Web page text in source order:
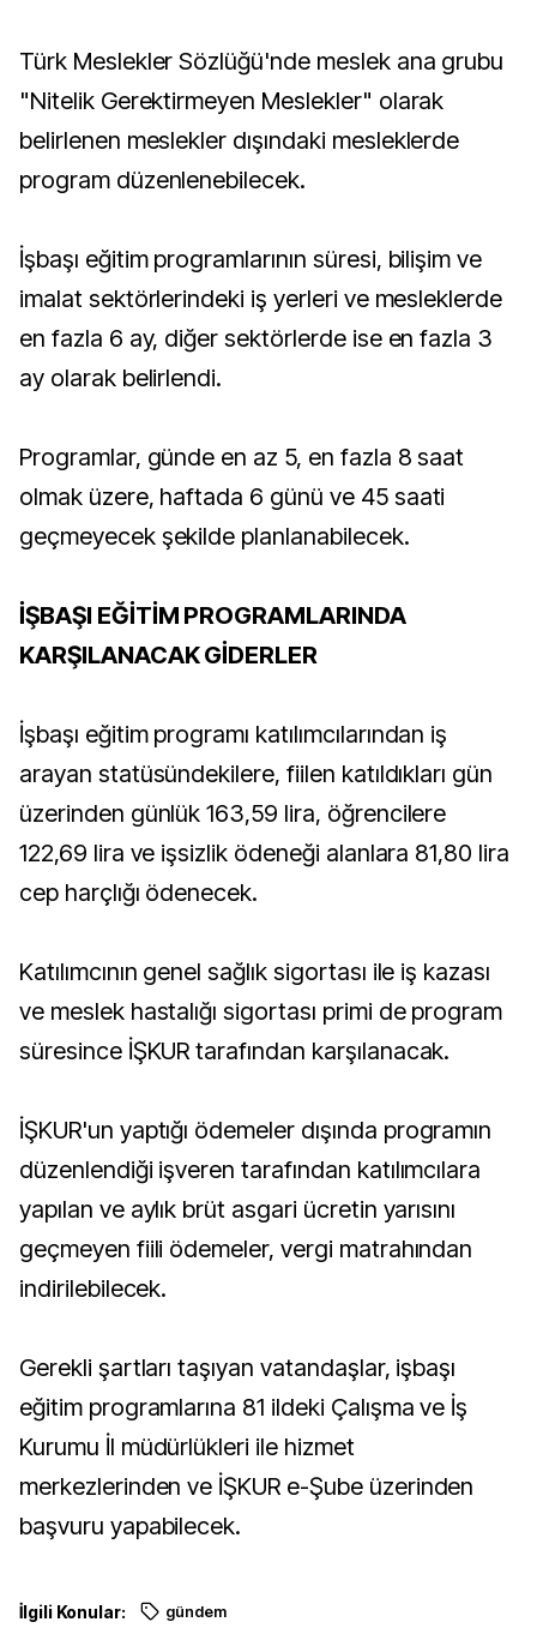
Türk Meslekler Sözlüğü'nde meslek ana grubu
"Nitelik Gerektirmeyen Meslekler" olarak
belirlenen meslekler dışındaki mesleklerde
program düzenlenebilecek.
İşbaşı eğitim programlarının süresi, bilişim ve
imalat sektörlerindeki iş yerleri ve mesleklerde
en fazla 6 ay, diğer sektörlerde ise en fazla 3
ay olarak belirlendi.
Programlar, günde en az 5, en fazla 8 saat
olmak üzere, haftada 6 günü ve 45 saati
geçmeyecek şekilde planlanabilecek.
İŞBAŞI EĞİTİM PROGRAMLARINDA
KARŞILANACAK GİDERLER
İşbaşı eğitim programı katılımcılarından iş
arayan statüsündekilere, fiilen katıldıkları gün
üzerinden günlük 163,59 lira, öğrencilere
122,69 lira ve işsizlik ödeneği alanlara 81,80 lira
cep harçlığı ödenecek.
Katılımcının genel sağlık sigortası ile iş kazası
ve meslek hastalığı sigortası primi de program
süresince İŞKUR tarafından karşılanacak.
İŞKUR'un yaptığı ödemeler dışında programın
düzenlendiği işveren tarafından katılımcılara
yapılan ve aylık brüt asgari ücretin yarısını
geçmeyen fiili ödemeler, vergi matrahından
indirilebilecek.
Gerekli şartları taşıyan vatandaşlar, işbaşı
eğitim programlarına 81 ildeki Çalışma ve İş
Kurumu İl müdürlükleri ile hizmet
merkezlerinden ve İŞKUR e-Şube üzerinden
başvuru yapabilecek.
İlgili Konular: gündem